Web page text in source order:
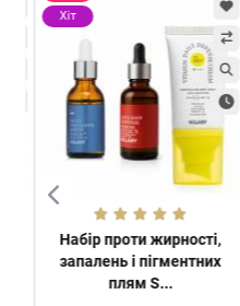
Хіт
Набір проти жирності,
запалень і пігментних
плям S...